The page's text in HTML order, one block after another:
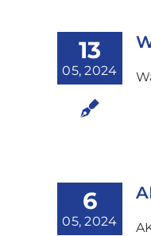
13
05, 2024
6
05, 2024